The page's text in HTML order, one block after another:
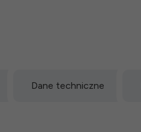
Dane techniczne